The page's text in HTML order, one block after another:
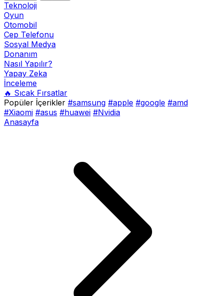
Teknoloji
Oyun
Otomobil
Cep Telefonu
Sosyal Medya
Donanım
Nasıl Yapılır?
Yapay Zeka
İnceleme
🔥 Sıcak Fırsatlar
Popüler İçerikler #samsung #apple #google #amd
#Xiaomi #asus #huawei #Nvidia
Anasayfa